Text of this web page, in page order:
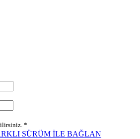
*
SÜRÜM İLE BAĞLAN